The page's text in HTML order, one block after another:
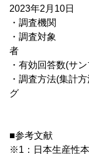
2023年2月10日
・調査機
・調査対
者
・有効回答数(
・調査方法(集計
グ
■参考文献
※1：日本生産性